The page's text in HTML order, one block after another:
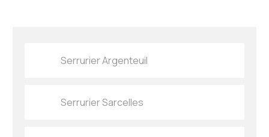
Serrurier Argenteuil
Serrurier Sarcelles